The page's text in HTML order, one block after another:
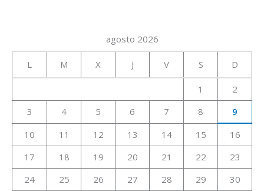
agosto 2026
L M X J V S D
1
2
3
4 5 6 7 8
9
10
11 12 13 14 15
16
17
18 19 20 21 22
23
24
25 26 27 28 29
30